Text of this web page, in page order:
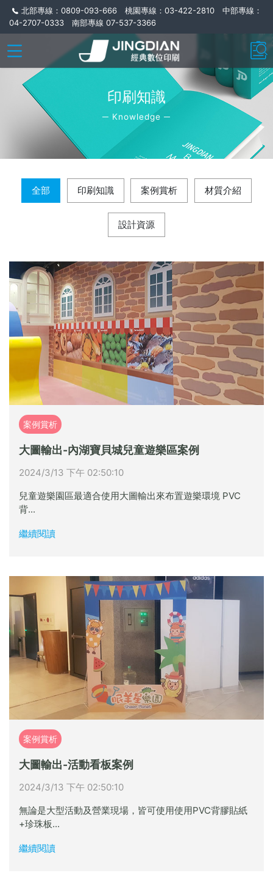
北部專線：0809-093-666 桃園專線：03-422-2810 中部專線：
04-2707-0333 南部專線 07-537-3366
印刷知識
─ Knowledge ─
全部 印刷知識 案例賞析 材質介紹
設計資源
案例賞析
大圖輸出-內湖寶貝城兒童遊樂區案例
2024/3/13 下午 02:50:10
兒童遊樂園區最適合使用大圖輸出來布置遊樂環境 PVC
背...
繼續閱讀
案例賞析
大圖輸出-活動看板案例
2024/3/13 下午 02:50:10
無論是大型活動及營業現場，皆可使用使用PVC背膠貼紙
+珍珠板...
繼續閱讀